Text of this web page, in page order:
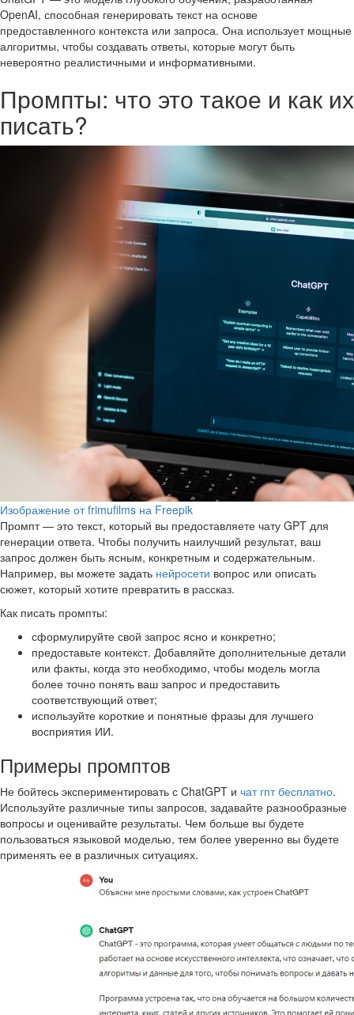
OpenAI, способная генерировать текст на основе
предоставленного контекста или запроса. Она использует мощные
алгоритмы, чтобы создавать ответы, которые могут быть
невероятно реалистичными и информативными.
Промпты: что это такое и как их
писать?
Изображение от frimufilms на Freepik
Промпт — это текст, который вы предоставляете чату GPT для
генерации ответа. Чтобы получить наилучший результат, ваш
запрос должен быть ясным, конкретным и содержательным.
Например, вы можете задать нейросети вопрос или описать
сюжет, который хотите превратить в рассказ.
Как писать промпты:
сформулируйте свой запрос ясно и конкретно;
предоставьте контекст. Добавляйте дополнительные детали
или факты, когда это необходимо, чтобы модель могла
более точно понять ваш запрос и предоставить
соответствующий ответ;
используйте короткие и понятные фразы для лучшего
восприятия ИИ.
Примеры промптов
Не бойтесь экспериментировать с ChatGPT и чат гпт бесплатно.
Используйте различные типы запросов, задавайте разнообразные
вопросы и оценивайте результаты. Чем больше вы будете
пользоваться языковой моделью, тем более уверенно вы будете
применять ее в различных ситуациях.